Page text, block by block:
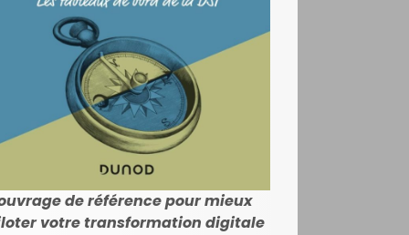
de référence pour mieux
votre transformation digitale